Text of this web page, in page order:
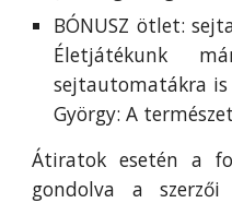
BÓNUSZ ötlet:
Életjátékunk
sejtautomatákra
György: A
Átiratok esetén a
gondolva a